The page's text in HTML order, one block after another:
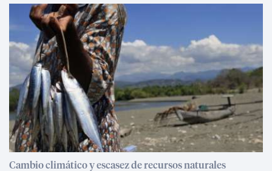
Cambio climático y escasez de recursos naturales